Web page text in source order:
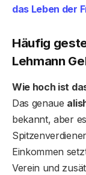
das Leben der
Häufig
Lehmann
Wie hoch ist
Das genaue
bekannt, aber
Einkommen
Verein und